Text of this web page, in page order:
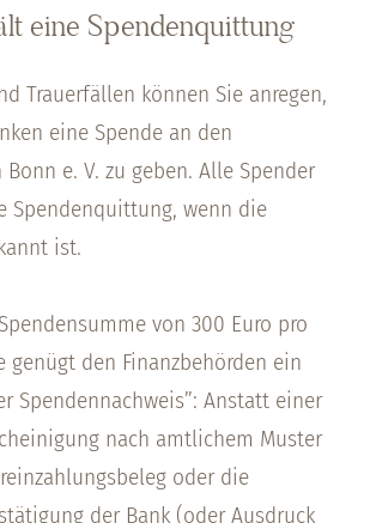
eine Spendenquittung
Trauerfällen können Sie anregen,
eine Spende an den
Bonn e. V. zu geben. Alle Spender
Spendenquittung, wenn die
ist.
von 300 Euro pro
genügt den Finanzbehörden ein
Spendennachweis”: Anstatt einer
nach amtlichem Muster
oder die
der Bank (oder Ausdruck